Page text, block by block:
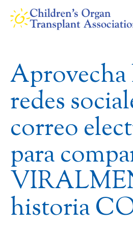
Skip
Aprovecha
redes
correo
para
historia